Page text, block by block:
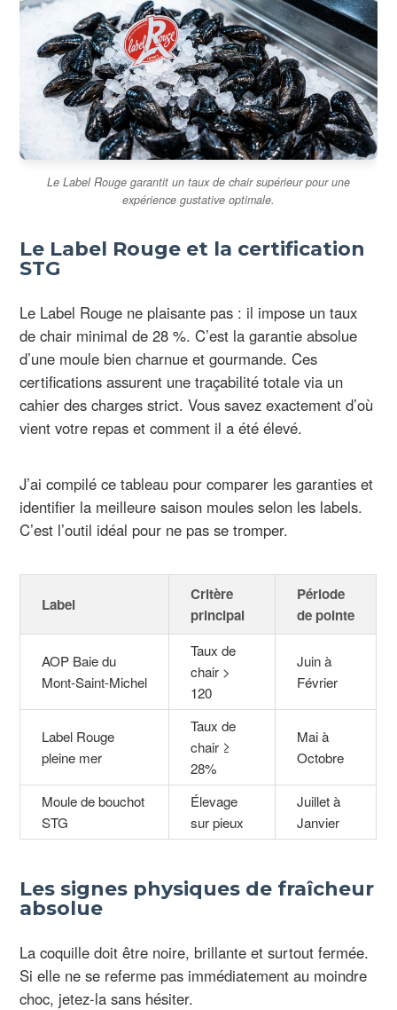
Le Label Rouge garantit un taux de chair supérieur pour une
expérience gustative optimale.
Le Label Rouge et la certification
STG
Le Label Rouge ne plaisante pas : il impose un taux
de chair minimal de 28 %. C’est la garantie absolue
d’une moule bien charnue et gourmande. Ces
certifications assurent une traçabilité totale via un
cahier des charges strict. Vous savez exactement d’où
vient votre repas et comment il a été élevé.
J’ai compilé ce tableau pour comparer les garanties et
identifier la meilleure saison moules selon les labels.
C’est l’outil idéal pour ne pas se tromper.
Label
Critère
principal
Période
de pointe
AOP Baie du
Mont-Saint-Michel
Taux de
chair >
120
Juin à
Février
Label Rouge
pleine mer
Taux de
chair ≥
28%
Mai à
Octobre
Moule de bouchot
STG
Élevage
sur pieux
Juillet à
Janvier
Les signes physiques de fraîcheur
absolue
La coquille doit être noire, brillante et surtout fermée.
Si elle ne se referme pas immédiatement au moindre
choc, jetez-la sans hésiter.